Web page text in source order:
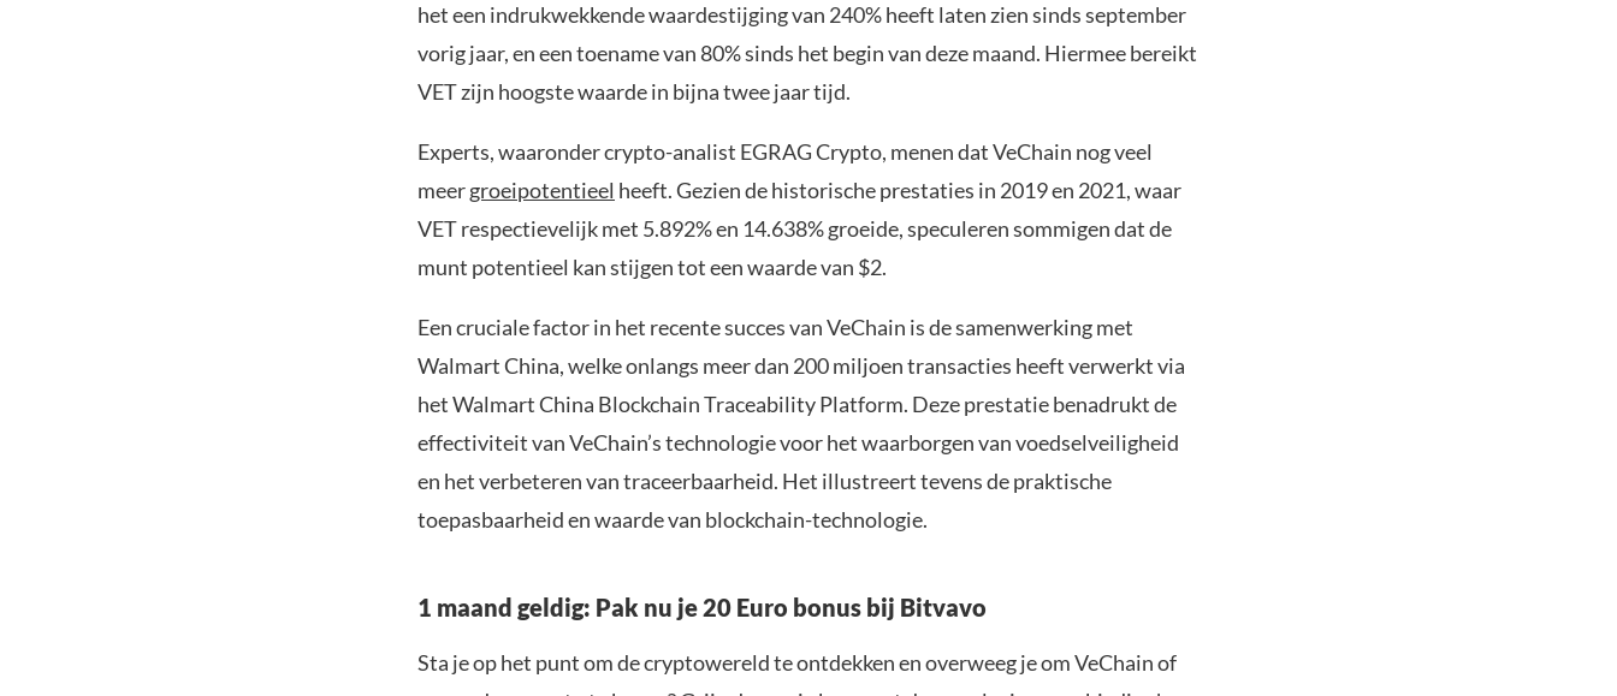
het een indrukwekkende waardestijging van 240% heeft laten zien sinds september
vorig jaar, en een toename van 80% sinds het begin van deze maand. Hiermee bereikt
VET zijn hoogste waarde in bijna twee jaar tijd.
Experts, waaronder crypto-analist EGRAG Crypto, menen dat VeChain nog veel
meergroeipotentieel heeft. Gezien de historische prestaties in 2019 en 2021, waar
VET respectievelijk met 5.892% en 14.638% groeide, speculeren sommigen dat de
munt potentieel kan stijgen tot een waarde van $2.
Een cruciale factor in het recente succes van VeChain is de samenwerking met
Walmart China, welke onlangs meer dan 200 miljoen transacties heeft verwerkt via
het Walmart China Blockchain Traceability Platform. Deze prestatie benadrukt de
effectiviteit van VeChain’s technologie voor het waarborgen van voedselveiligheid
en het verbeteren van traceerbaarheid. Het illustreert tevens de praktische
toepasbaarheid en waarde van blockchain-technologie.
1 maand geldig: Pak nu je 20 Euro bonus bij Bitvavo
Sta je op het punt om de cryptowereld te ontdekken en overweeg je om VeChain of